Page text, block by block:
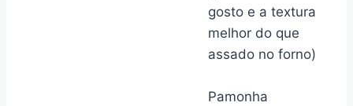
gosto e a textura
melhor do que
assado no forno)
Pamonha